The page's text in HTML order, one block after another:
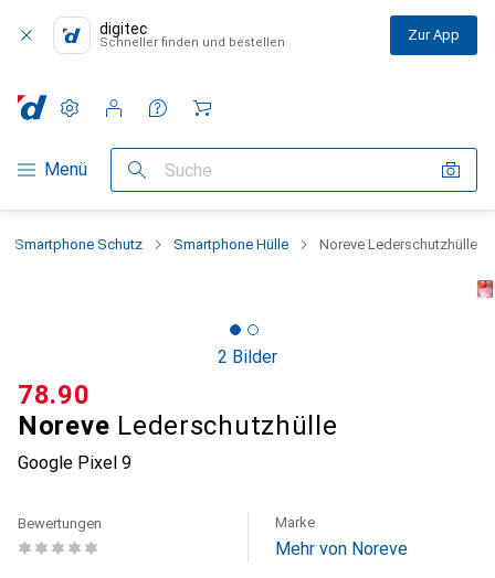
digitec
Schneller finden und bestellen Zur App
Navigation nach Kategorien
Menü Suche
Einstellungen
Kundenkonto
Vergleichslisten
Merklisten
Warenkorb
Smartphone Schutz Smartphone Hülle Noreve Lederschutzhülle
2 Bilder
Noreve Lederschutzhülle
Google Pixel 9
CHF
78.90
Bewertungen Marke
Mehr von Noreve